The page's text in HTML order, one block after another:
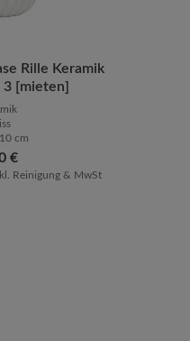
oder zu
um die
ein oder
Gib den
Rille Keramik
3 [mieten]
cm
Preis:
€
Reinigung & MwSt